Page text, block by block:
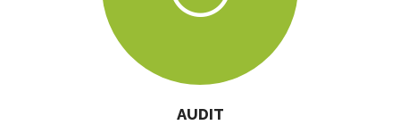
AUDIT